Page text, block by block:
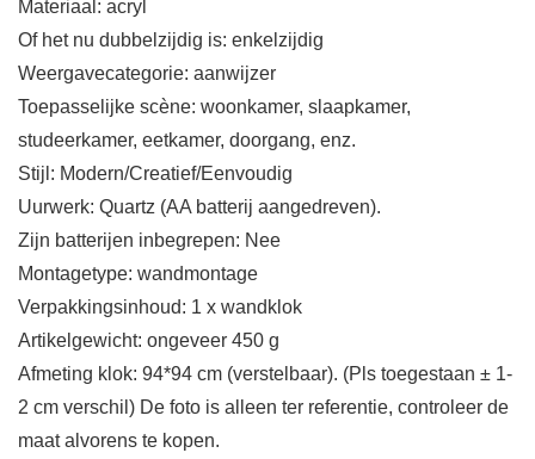
Materiaal: acryl
Of het nu dubbelzijdig is: enkelzijdig
Weergavecategorie: aanwijzer
Toepasselijke scène: woonkamer, slaapkamer,
studeerkamer, eetkamer, doorgang, enz.
Stijl: Modern/Creatief/Eenvoudig
Uurwerk: Quartz (AA batterij aangedreven).
Zijn batterijen inbegrepen: Nee
Montagetype: wandmontage
Verpakkingsinhoud: 1 x wandklok
Artikelgewicht: ongeveer 450 g
Afmeting klok: 94*94 cm (verstelbaar). (Pls toegestaan ​​± 1-
2 cm verschil) De foto is alleen ter referentie, controleer de
maat alvorens te kopen.